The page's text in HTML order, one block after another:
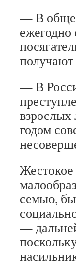
— В
ежегодно
получают
— В
годом
семью,
—